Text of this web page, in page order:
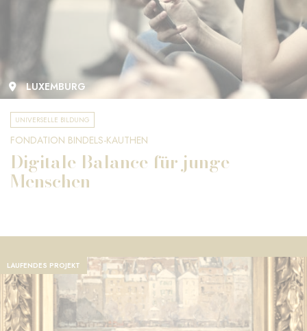
LUXEMBURG
UNIVERSELLE BILDUNG
FONDATION BINDELS-KAUTHEN
Digitale Balance für junge
Menschen
LAUFENDES PROJEKT